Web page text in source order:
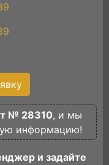
№ 28310, и мы
информацию!
и задайте